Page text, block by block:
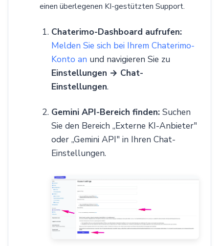
einen überlegenen KI-gestützten Support.
Chaterimo-Dashboard aufrufen:
Melden Sie sich bei Ihrem Chaterimo-
Konto an und navigieren Sie zu
Einstellungen → Chat-
Einstellungen.
Gemini API-Bereich finden: Suchen
Sie den Bereich „Externe KI-Anbieter"
oder „Gemini API" in Ihren Chat-
Einstellungen.